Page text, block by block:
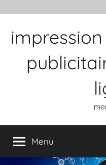
Menu